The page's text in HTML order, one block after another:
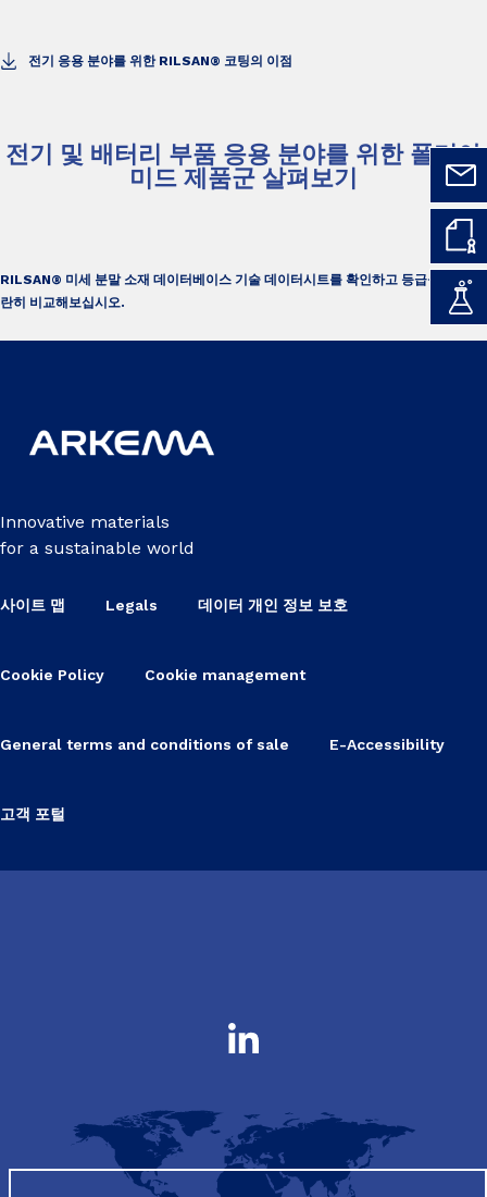
전기 응용 분야를 위한 RILSAN® 코팅의 이점
전기 및 배터리 부품 응용 분야를 위한 폴리아
미드 제품군 살펴보기
RILSAN® 미세 분말 소재 데이터베이스 기술 데이터시트를 확인하고 등급을 나
란히 비교해보십시오.
Innovative materials
for a sustainable world
사이트 맵 Legals 데이터 개인 정보 보호
Cookie Policy Cookie management
General terms and conditions of sale E-Accessibility
고객 포털